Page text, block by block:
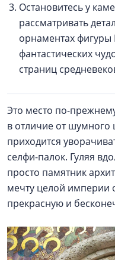
Остановитесь у
рассматривать
орнаментах фигуры
фантастических
страниц
Это место по-
в отличие от шумного
приходится
селфи-палок. Гуляя
просто памятник
мечту целой империи
прекрасную и